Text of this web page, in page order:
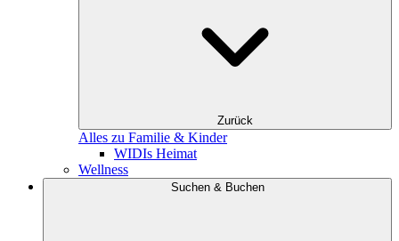
Zurück
Alles zu Familie & Kinder
WIDIs Heimat
Wellness
Suchen & Buchen